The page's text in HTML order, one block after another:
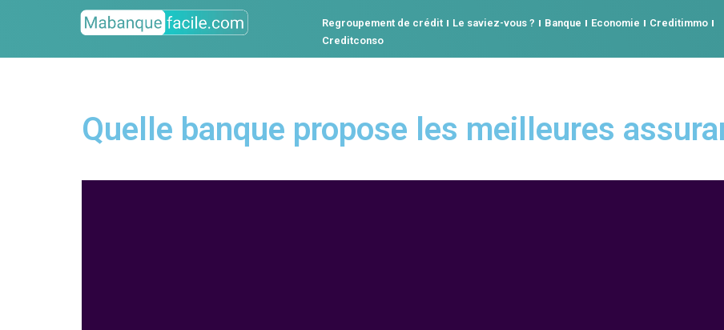
Regroupement de crédit Le saviez-vous ? Banque Economie
Creditimmo
Creditconso
Quelle banque propose les meilleures